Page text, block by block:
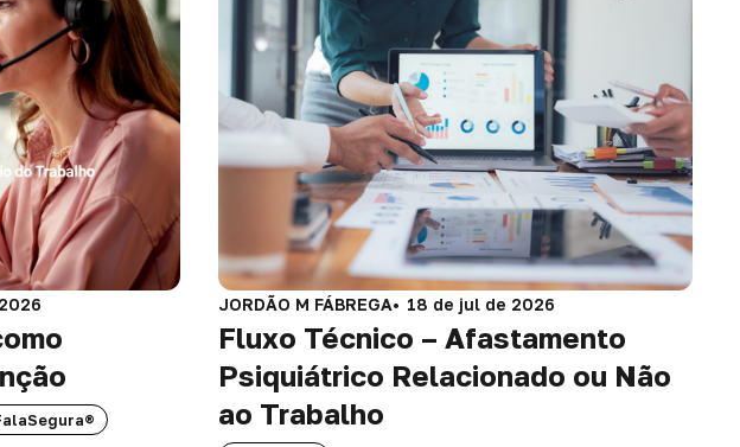
JORDÃO M FÁBREGA 18 de jul de 2026
Fluxo Técnico – Afastamento
Psiquiátrico Relacionado ou Não
ao Trabalho